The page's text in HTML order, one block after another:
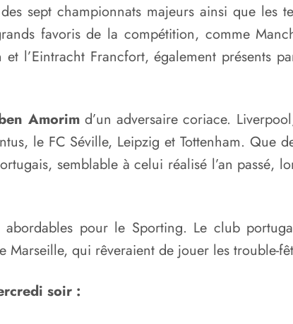
sept championnats majeurs ainsi que les
favoris de la compétition, comme
l’Eintracht Francfort, également présents
Amorimd’un adversaire coriace.
le FC Séville, Leipzig et Tottenham. Que
semblable à celui réalisé l’an passé,
pour le Sporting. Le club
qui rêveraient de jouer les trouble-
soir :